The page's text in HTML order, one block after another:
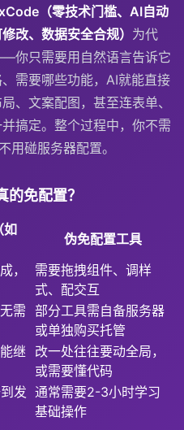
（零技术门槛、AI自动
改、数据安全合规） 为代
你只需要用自然语言告诉它
需要哪些功能，AI就能直接
、文案配图，甚至连表单、
搞定。整个过程中，你不需
用碰服务器配置。
免配置？
如
伪免配置工具
，
需要拖拽组件、调样
式、配交互
需
部分工具需自备服务器
或单独购买托管
继
改一处往往要动全局，
或需要懂代码
发 通常需要2-3小时学习
基础操作